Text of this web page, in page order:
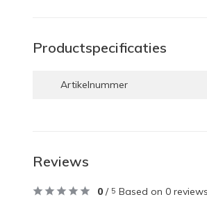
Productspecificaties
Artikelnummer
Reviews
0 / 5 Based on 0 reviews